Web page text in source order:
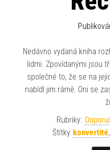
Nedávno vydaná kniha
lidmi. Zpovídanými jsou
společné to, že se na
nabídl jim rámě. Oni se
Rubriky:
Štítky konvertité,